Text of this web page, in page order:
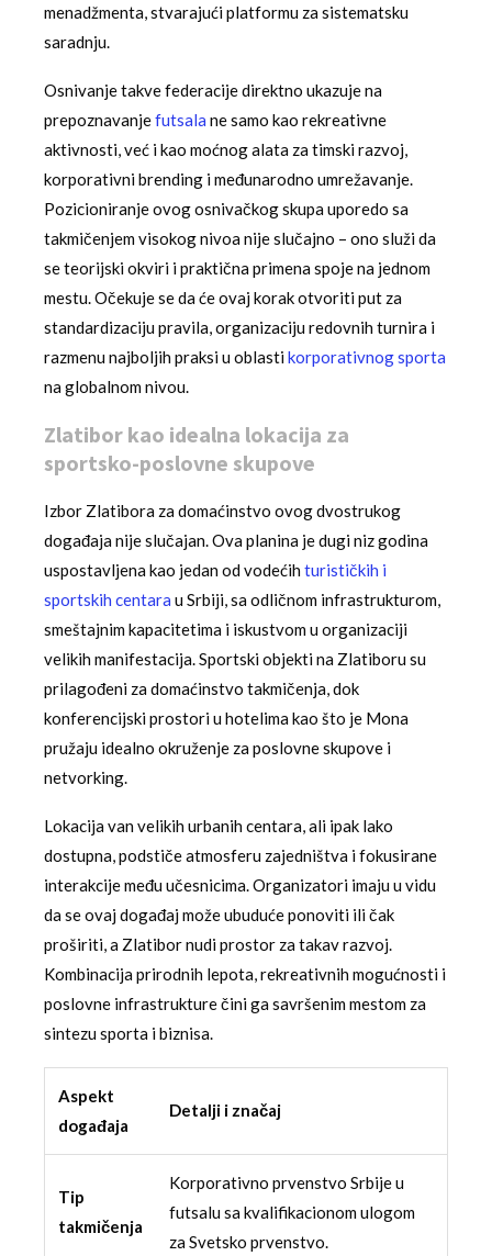
menadžmenta, stvarajući platformu za sistematsku
saradnju.
Osnivanje takve federacije direktno ukazuje na
prepoznavanjefutsala ne samo kao rekreativne
aktivnosti, već i kao moćnog alata za timski razvoj,
korporativni brending i međunarodno umrežavanje.
Pozicioniranje ovog osnivačkog skupa uporedo sa
takmičenjem visokog nivoa nije slučajno – ono služi da
se teorijski okviri i praktična primena spoje na jednom
mestu. Očekuje se da će ovaj korak otvoriti put za
standardizaciju pravila, organizaciju redovnih turnira i
razmenu najboljih praksi u oblastikorporativnog sporta
na globalnom nivou.
Zlatibor kao idealna lokacija za
sportsko-poslovne skupove
Izbor Zlatibora za domaćinstvo ovog dvostrukog
događaja nije slučajan. Ova planina je dugi niz godina
uspostavljena kao jedan od vodećihturističkih i
sportskih centara u Srbiji, sa odličnom infrastrukturom,
smeštajnim kapacitetima i iskustvom u organizaciji
velikih manifestacija. Sportski objekti na Zlatiboru su
prilagođeni za domaćinstvo takmičenja, dok
konferencijski prostori u hotelima kao što je Mona
pružaju idealno okruženje za poslovne skupove i
netvorking.
Lokacija van velikih urbanih centara, ali ipak lako
dostupna, podstiče atmosferu zajedništva i fokusirane
interakcije među učesnicima. Organizatori imaju u vidu
da se ovaj događaj može ubuduće ponoviti ili čak
proširiti, a Zlatibor nudi prostor za takav razvoj.
Kombinacija prirodnih lepota, rekreativnih mogućnosti i
poslovne infrastrukture čini ga savršenim mestom za
sintezu sporta i biznisa.
Aspekt
događaja
Detalji i značaj
Tip
takmičenja
Korporativno prvenstvo Srbije u
futsalu sa kvalifikacionom ulogom
za Svetsko prvenstvo.